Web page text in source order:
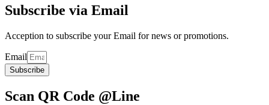
Subscribe via Email
Acception to subscribe your Email for news or promotions.
Email
Subscribe
Scan QR Code @Line